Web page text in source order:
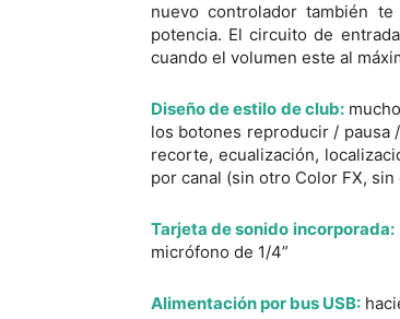
nuevo controlador también
potencia. El circuito de
cuando el volumen este al
Diseño de estilo de club:
los botones reproducir / pausa
recorte, ecualización,
por canal (sin otro Color FX, sin
Tarjeta de sonido incorporada:
micrófono de 1/4”
Alimentación por bus USB: